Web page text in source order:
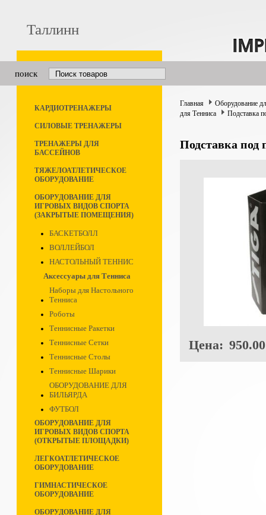
Таллинн
поиск
КАРДИОТРЕНАЖЕРЫ
СИЛОВЫЕ ТРЕНАЖЕРЫ
ТРЕНАЖЕРЫ ДЛЯ
БАССЕЙНОВ
ТЯЖЕЛОАТЛЕТИЧЕСКОЕ
ОБОРУДОВАНИЕ
ОБОРУДОВАНИЕ ДЛЯ
ИГРОВЫХ ВИДОВ СПОРТА
(ЗАКРЫТЫЕ ПОМЕЩЕНИЯ)
БАСКЕТБОЛЛ
ВОЛЛЕЙБОЛ
НАСТОЛЬНЫЙ ТЕННИС
Аксессуары для Тенниса
Наборы для Настольного
Тенниса
Роботы
Теннисные Ракетки
Теннисные Сетки
Теннисные Столы
Теннисные Шарики
ОБОРУДОВАНИЕ ДЛЯ
БИЛЬЯРДА
ФУТБОЛ
ОБОРУДОВАНИЕ ДЛЯ
ИГРОВЫХ ВИДОВ СПОРТА
(ОТКРЫТЫЕ ПЛОЩАДКИ)
ЛЕГКОАТЛЕТИЧЕСКОЕ
ОБОРУДОВАНИЕ
ГИМНАСТИЧЕСКОЕ
ОБОРУДОВАНИЕ
ОБОРУДОВАНИЕ ДЛЯ
Главная
Оборудование
для Тенниса
Подставка
Подставка под
Цена: